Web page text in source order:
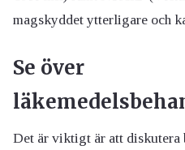
magskyddet ytterligare och
Se över
Det är viktigt är att diskutera